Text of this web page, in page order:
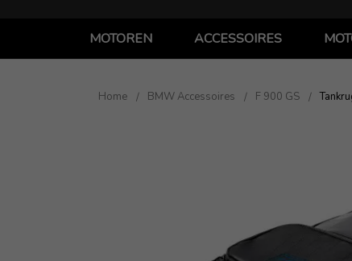
MOTOREN ACCESSOIRES
Home BMW Accessoires F 900 GS